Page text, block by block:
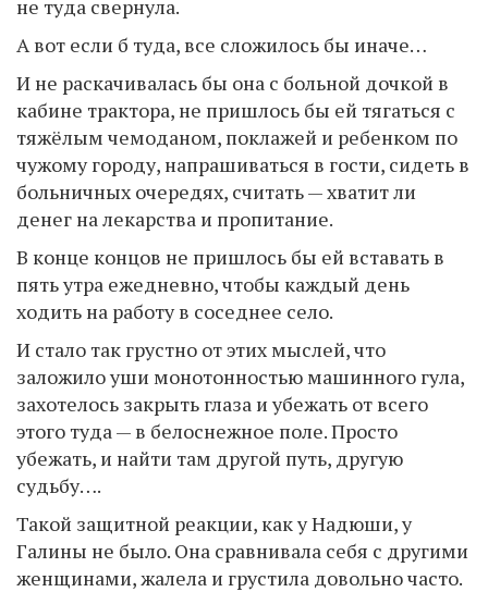
не туда свернула.
А вот если б туда, все сложилось бы иначе…
И не раскачивалась бы она с больной дочкой в
кабине трактора, не пришлось бы ей тягаться с
тяжёлым чемоданом, поклажей и ребенком по
чужому городу, напрашиваться в гости, сидеть в
больничных очередях, считать — хватит ли
денег на лекарства и пропитание.
В конце концов не пришлось бы ей вставать в
пять утра ежедневно, чтобы каждый день
ходить на работу в соседнее село.
И стало так грустно от этих мыслей, что
заложило уши монотонностью машинного гула,
захотелось закрыть глаза и убежать от всего
этого туда — в белоснежное поле. Просто
убежать, и найти там другой путь, другую
судьбу….
Такой защитной реакции, как у Надюши, у
Галины не было. Она сравнивала себя с другими
женщинами, жалела и грустила довольно часто.